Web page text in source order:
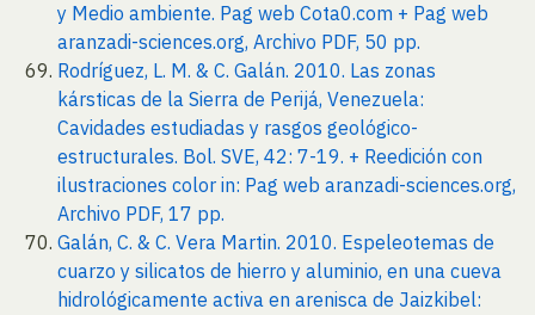
y Medio ambiente. Pag web Cota0.com + Pag web
aranzadi-sciences.org, Archivo PDF, 50 pp.
Rodríguez, L. M. & C. Galán. 2010. Las zonas
kársticas de la Sierra de Perijá, Venezuela:
Cavidades estudiadas y rasgos geológico-
estructurales. Bol. SVE, 42: 7-19. + Reedición con
ilustraciones color in: Pag web aranzadi-sciences.org,
Archivo PDF, 17 pp.
Galán, C. & C. Vera Martin. 2010. Espeleotemas de
cuarzo y silicatos de hierro y aluminio, en una cueva
hidrológicamente activa en arenisca de Jaizkibel: